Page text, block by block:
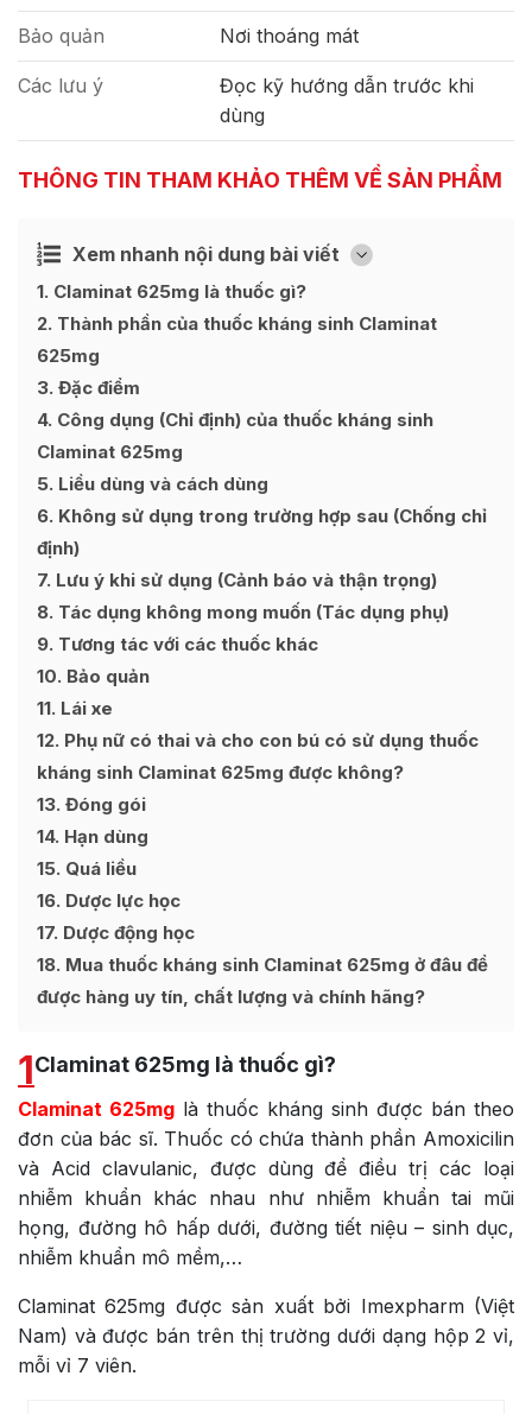
Bảo quản Nơi thoáng mát
Các lưu ý
Đọc kỹ hướng dẫn trước khi
dùng
THÔNG TIN THAM KHẢO THÊM VỀ SẢN PHẨM
Xem nhanh nội dung bài viết [
Ẩn
1 Claminat 625mg là thuốc gì?
2 Thành phần của thuốc kháng sinh Claminat
625mg
3 Đặc điểm
4 Công dụng (Chỉ định) của thuốc kháng sinh
Claminat 625mg
5 Liều dùng và cách dùng
6 Không sử dụng trong trường hợp sau (Chống chỉ
định)
7 Lưu ý khi sử dụng (Cảnh báo và thận trọng)
8 Tác dụng không mong muốn (Tác dụng phụ)
9 Tương tác với các thuốc khác
10 Bảo quản
11 Lái xe
12 Phụ nữ có thai và cho con bú có sử dụng thuốc
kháng sinh Claminat 625mg được không?
13 Đóng gói
14 Hạn dùng
15 Quá liều
16 Dược lực học
17 Dược động học
18 Mua thuốc kháng sinh Claminat 625mg ở đâu để
được hàng uy tín, chất lượng và chính hãng?
1Claminat 625mg là thuốc gì?
Claminat 625mg là thuốc kháng sinh được bán theo
đơn của bác sĩ. Thuốc có chứa thành phần Amoxicilin
và Acid clavulanic, được dùng để điều trị các loại
nhiễm khuẩn khác nhau như nhiễm khuẩn tai mũi
họng, đường hô hấp dưới, đường tiết niệu – sinh dục,
nhiễm khuẩn mô mềm,…
Claminat 625mg được sản xuất bởi Imexpharm (Việt
Nam) và được bán trên thị trường dưới dạng hộp 2 vỉ,
mỗi vỉ 7 viên.